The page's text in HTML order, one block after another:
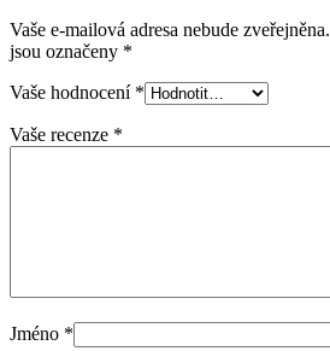
Vaše e-mailová adresa nebude zveřejněna.
jsou označeny *
Vaše hodnocení *
Vaše recenze *
Jméno *